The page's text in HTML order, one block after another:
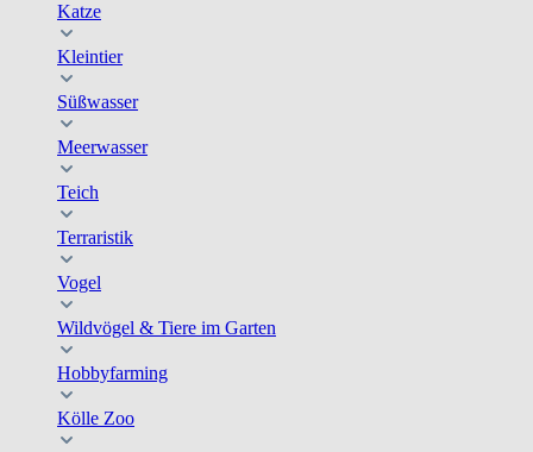
Katze
Kleintier
Süßwasser
Meerwasser
Teich
Terraristik
Vogel
Wildvögel & Tiere im Garten
Hobbyfarming
Kölle Zoo